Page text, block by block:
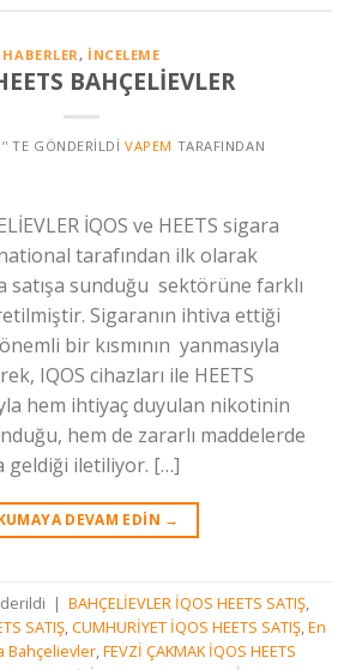
HABERLER , İNCELEME
BAHÇELİEVLER
’' TE GÖNDERILDI VAPEM TARAFINDAN
İQOS ve HEETS sigara
tarafından ilk olarak
satışa sunduğu sektörüne farklı
Sigaranın ihtiva ettiği
bir kısmının yanmasıyla
IQOS cihazları ile HEETS
hem ihtiyaç duyulan nikotinin
hem de zararlı maddelerde
geldiği iletiliyor. […]
DEVAM EDIN →
| BAHÇELİEVLER İQOS HEETS SATIŞ,
SATIŞ,CUMHURİYET İQOS HEETS SATIŞ,En
Bahçelievler,FEVZİ ÇAKMAK İQOS HEETS